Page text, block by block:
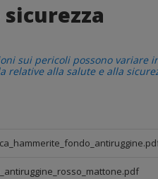
sui pericoli possono variare
relative alla salute e alla